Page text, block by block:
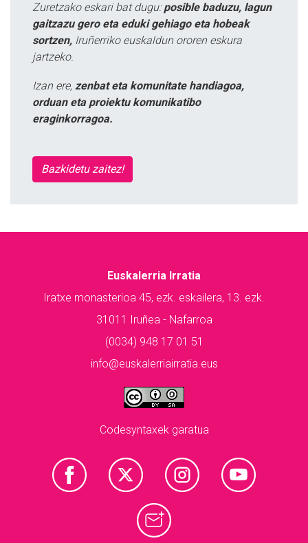
Zuretzako eskari bat dugu: posible baduzu, lagun
gaitzazu gero eta eduki gehiago eta hobeak
sortzen, Iruñerriko euskaldun ororen eskura
jartzeko.
Izan ere, zenbat eta komunitate handiagoa,
orduan eta proiektu komunikatibo
eraginkorragoa.
Bazkidetu zaitez!
Euskalerria Irratia
Iratxe monasterioa 45, ezk. eskailera, 13. ezk.
31011 Iruñea - Nafarroa
(0034) 948 17 01 51
info@euskalerriairratia.eus
Codesyntaxek garatua